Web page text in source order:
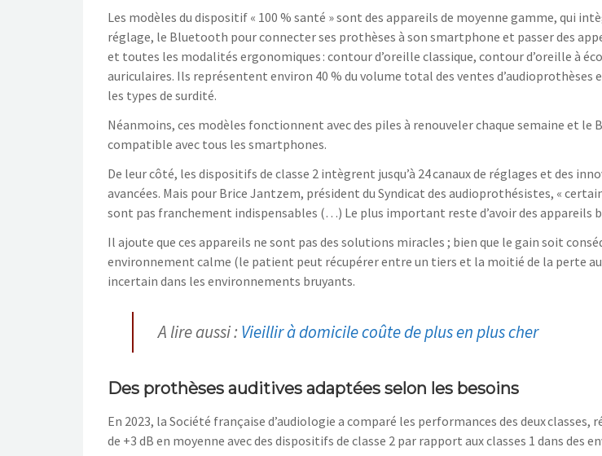
Les modèles du dispositif « 100 % santé » sont des appareils de moyenne gamme, qui
réglage, le Bluetooth pour connecter ses prothèses à son smartphone et passer des
et toutes les modalités ergonomiques : contour d’oreille classique, contour d’oreille à
auriculaires. Ils représentent environ 40 % du volume total des ventes d’audioprothèses
les types de surdité.
Néanmoins, ces modèles fonctionnent avec des piles à renouveler chaque semaine et le
compatible avec tous les smartphones.
De leur côté, les dispositifs de classe 2 intègrent jusqu’à 24 canaux de réglages et des
avancées. Mais pour Brice Jantzem, président du Syndicat des audioprothésistes, «
sont pas franchement indispensables (…) Le plus important reste d’avoir des appareils
Il ajoute que ces appareils ne sont pas des solutions miracles ; bien que le gain soit
environnement calme (le patient peut récupérer entre un tiers et la moitié de la perte
incertain dans les environnements bruyants.
A lire aussi : Vieillir à domicile coûte de plus en plus cher
Des prothèses auditives adaptées selon les besoins
En 2023, la Société française d’audiologie a comparé les performances des deux classes,
de +3 dB en moyenne avec des dispositifs de classe 2 par rapport aux classes 1 dans des